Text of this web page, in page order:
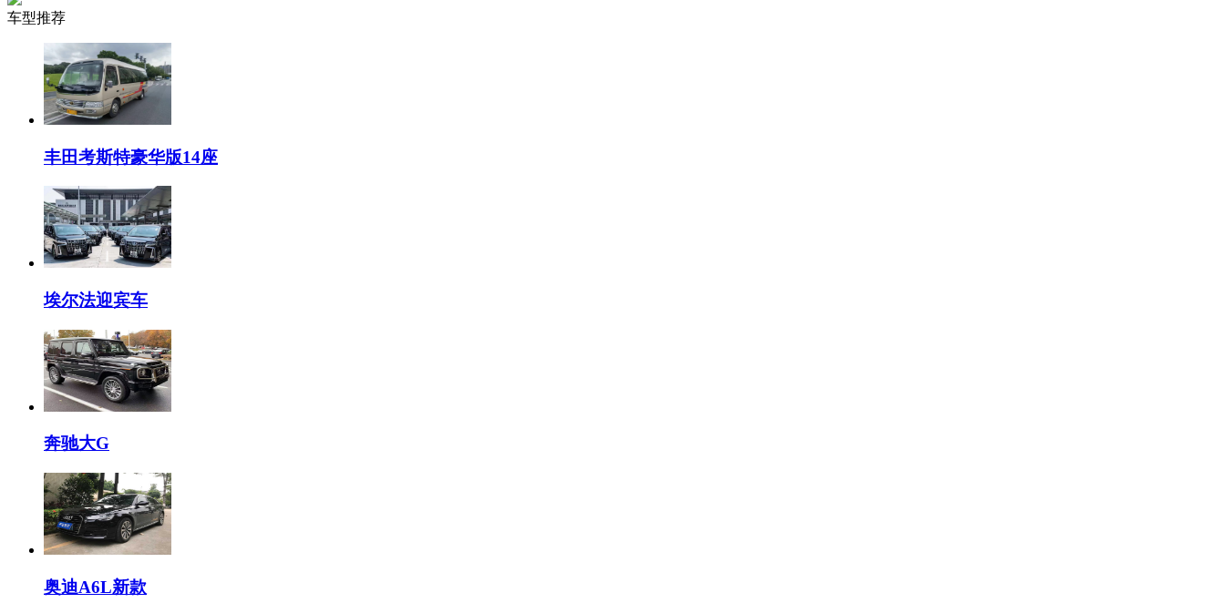
车型推荐
丰田考斯特豪华版14座
埃尔法迎宾车
奔驰大G
奥迪A6L新款